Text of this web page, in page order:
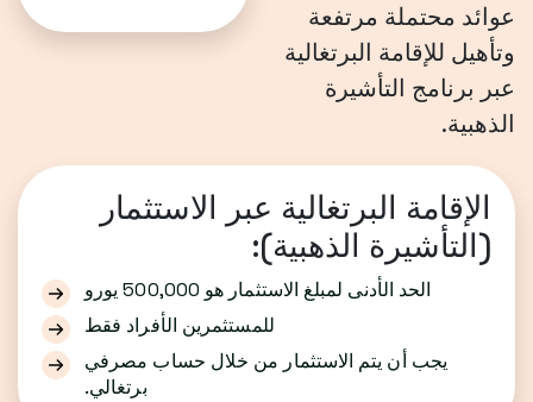
عوائد محتملة مرتفعة
وتأهيل للإقامة البرتغالية
عبر برنامج التأشيرة
الذهبية.
الإقامة البرتغالية عبر الاستثمار
(التأشيرة الذهبية):
الحد الأدنى لمبلغ الاستثمار هو 500,000 يورو
للمستثمرين الأفراد فقط
يجب أن يتم الاستثمار من خلال حساب مصرفي
برتغالي.